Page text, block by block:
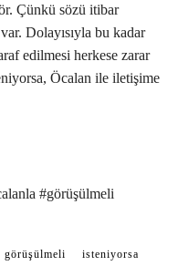
Çünkü sözü itibar
Dolayısıyla bu kadar
edilmesi herkese zarar
Öcalan ile iletişime
#görüşülmeli
görüşülmeli isteniyorsa